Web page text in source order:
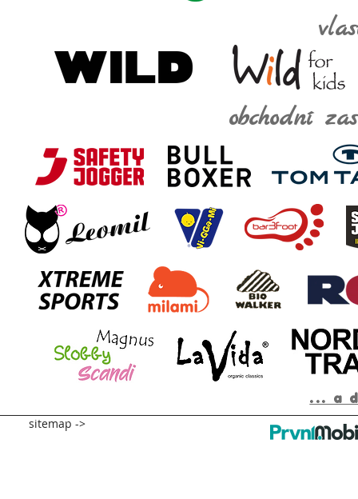
obchodní
... a
sitemap ->